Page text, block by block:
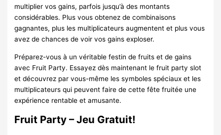
multiplier vos gains, parfois jusqu’à des montants
considérables. Plus vous obtenez de combinaisons
gagnantes, plus les multiplicateurs augmentent et plus vous
avez de chances de voir vos gains exploser.
Préparez-vous à un véritable festin de fruits et de gains
avec Fruit Party. Essayez dès maintenant le fruit party slot
et découvrez par vous-même les symboles spéciaux et les
multiplicateurs qui peuvent faire de cette fête fruitée une
expérience rentable et amusante.
Fruit Party – Jeu Gratuit!